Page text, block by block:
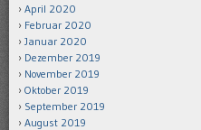
April 2020
Februar 2020
Januar 2020
Dezember 2019
November 2019
Oktober 2019
September 2019
August 2019